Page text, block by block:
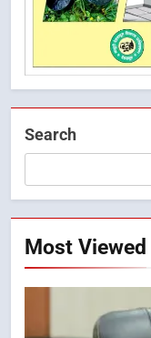
Search
Most Viewed